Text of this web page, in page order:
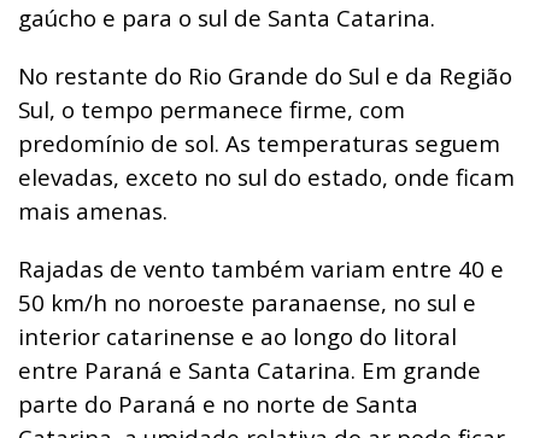
gaúcho e para o sul de Santa Catarina.
No restante do Rio Grande do Sul e da Região
Sul, o tempo permanece firme, com
predomínio de sol. As temperaturas seguem
elevadas, exceto no sul do estado, onde ficam
mais amenas.
Rajadas de vento também variam entre 40 e
50 km/h no noroeste paranaense, no sul e
interior catarinense e ao longo do litoral
entre Paraná e Santa Catarina. Em grande
parte do Paraná e no norte de Santa